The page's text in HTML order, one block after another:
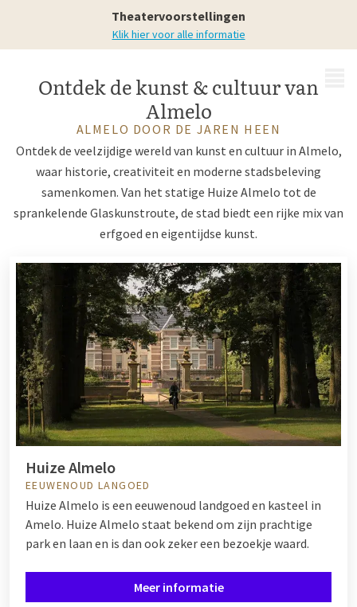
Theatervoorstellingen
Klik hier voor alle informatie
Omgeving Almelo
Ontdek de kunst & cultuur van
Almelo
ALMELO DOOR DE JAREN HEEN
Ontdek de veelzijdige wereld van kunst en cultuur in Almelo,
waar historie, creativiteit en moderne stadsbeleving
samenkomen. Van het statige Huize Almelo tot de
sprankelende Glaskunstroute, de stad biedt een rijke mix van
erfgoed en eigentijdse kunst.
Huize Almelo
EEUWENOUD LANGOED
Huize Almelo is een eeuwenoud landgoed en kasteel in
Amelo. Huize Almelo staat bekend om zijn prachtige
park en laan en is dan ook zeker een bezoekje waard.
Meer informatie